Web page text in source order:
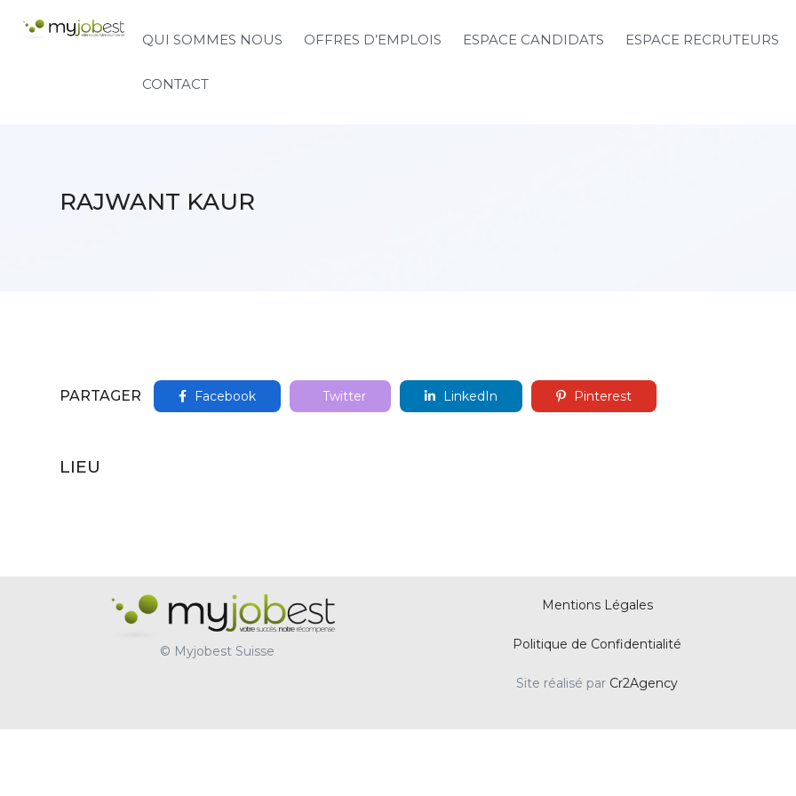
QUI SOMMES NOUS OFFRES D’EMPLOIS ESPACE CANDIDATS ESPACE RECRUTEURS
CONTACT
RAJWANT KAUR
PARTAGER Facebook Twitter LinkedIn Pinterest
LIEU
© Myjobest Suisse
Mentions Légales
Politique de Confidentialité
Site réalisé par Cr2Agency